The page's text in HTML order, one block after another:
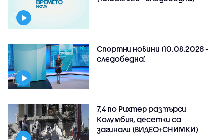
Спортни новини (10.08.2026 -
следобедна)
7,4 по Рихтер разтърси
Колумбия, десетки са
загинали (ВИДЕО+СНИМКИ)